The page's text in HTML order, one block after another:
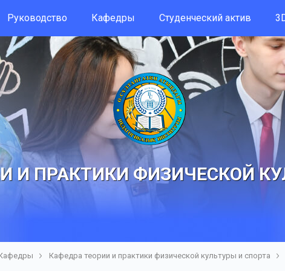
Руководство Кафедры Студенческий актив
И ПРАКТИКИ ФИЗИЧЕСКОЙ
Кафедра теории и практики физической культуры и спорта